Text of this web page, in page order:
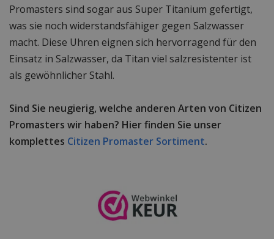
Promasters sind sogar aus Super Titanium gefertigt,
was sie noch widerstandsfähiger gegen Salzwasser
macht. Diese Uhren eignen sich hervorragend für den
Einsatz in Salzwasser, da Titan viel salzresistenter ist
als gewöhnlicher Stahl.
Sind Sie neugierig, welche anderen Arten von Citizen
Promasters wir haben? Hier finden Sie unser
komplettes Citizen Promaster Sortiment.